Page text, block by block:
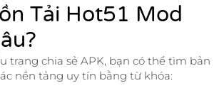
Tải Hot51 Mod
trang chia sẻ APK, bạn có thể tìm bản
nền tảng uy tín bằng từ khóa: